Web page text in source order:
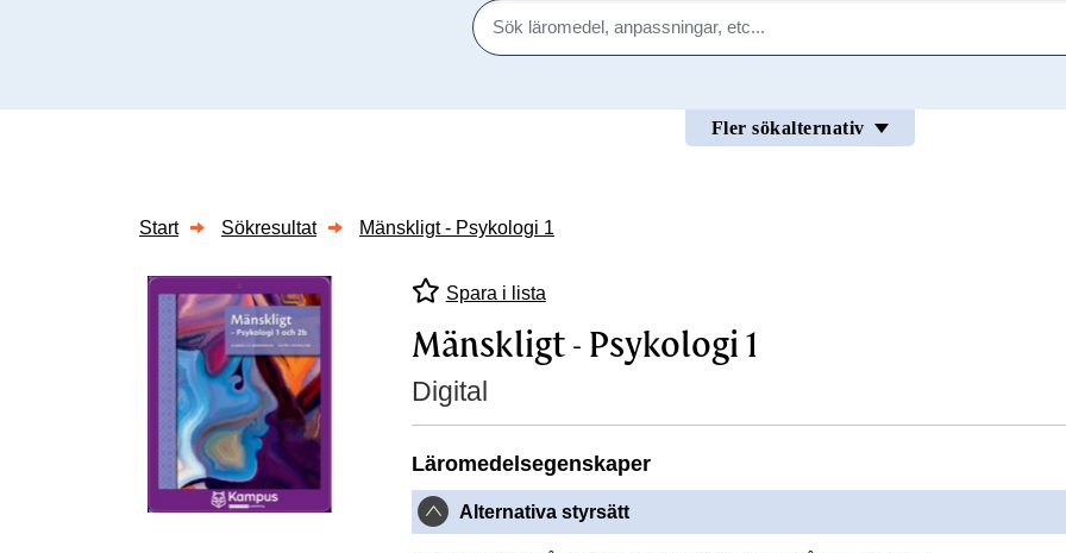
Sök
Fler sökalternativ
Start Sökresultat Mänskligt - Psykologi 1
Spara i lista
Mänskligt - Psykologi 1
Digital
Läromedelsegenskaper
Alternativa styrsätt